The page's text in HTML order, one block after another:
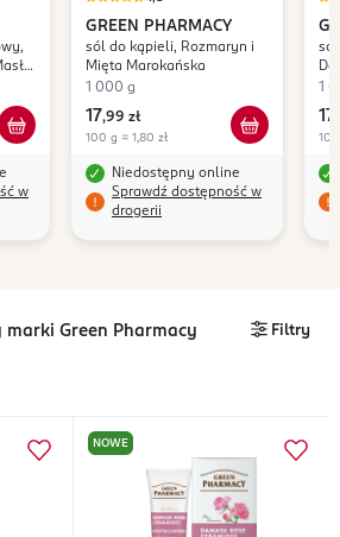
w
GREEN PHARMACY
sól do kąpieli, Rozmaryn i
Mięta Marokańska
1 000 g
17,99 zł
100 g = 1,80 zł
Niedostępny online
Sprawdź dostępność w
drogerii
sól
1
17
Green Pharmacy Filtry
NOWE